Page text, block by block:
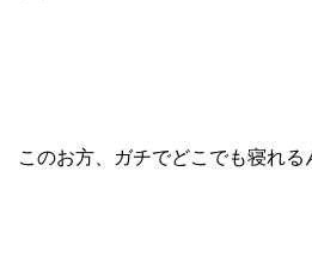
このお方、ガチでどこでも寝れる